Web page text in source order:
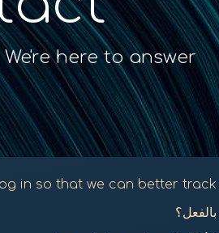
here to answer...
in so that we can better track